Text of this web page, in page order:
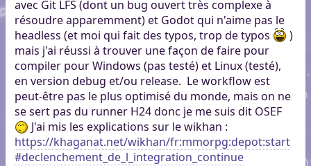
avec Git LFS (dont un bug ouvert très complexe à
résoudre apparemment) et Godot qui n'aime pas le
headless (et moi qui fait des typos, trop de typos
)
mais j'ai réussi à trouver une façon de faire pour
compiler pour Windows (pas testé) et Linux (testé),
en version debug et/ou release. Le workflow est
peut-être pas le plus optimisé du monde, mais on ne
se sert pas du runner H24 donc je me suis dit OSEF
J'ai mis les explications sur le wikhan :
https://khaganat.net/wikhan/fr:mmorpg:depot:start
#declenchement_de_l_integration_continue